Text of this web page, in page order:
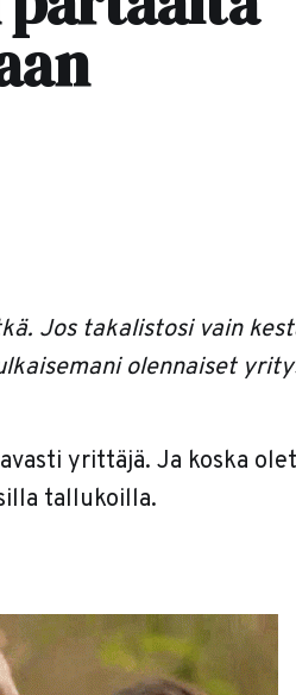
Jos takalistosi vain
olennaiset
yrittäjä. Ja koska
tallukoilla.